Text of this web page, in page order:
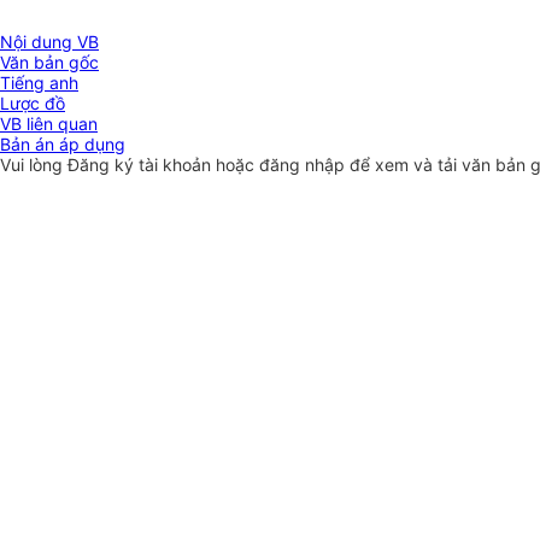
Nội dung VB
Văn bản gốc
Tiếng anh
Lược đồ
VB liên quan
Bản án áp dụng
Vui lòngĐăng ký tài khoản hoặc đăng nhập để xem và tải văn bản